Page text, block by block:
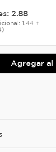
2.88
1.44 +
Agregar